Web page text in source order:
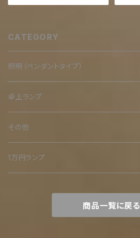
CATEGORY
照明（ペンダントタイプ）
二重
卓上ランプ
鉄スタンド
ミニ
オリジナル木台
その他
二重
1万円ランプ
商品一覧に戻る